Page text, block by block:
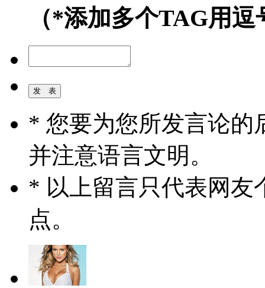
（*添加多个TAG用
* 您要为您所发言论的
并注意语言文明。
* 以上留言只代表网友
点。